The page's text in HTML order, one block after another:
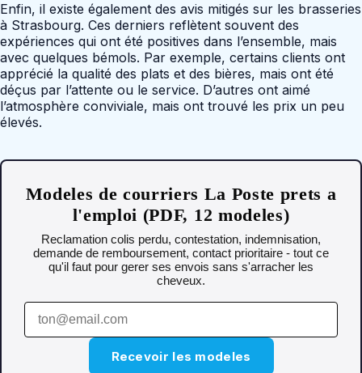
Enfin, il existe également des avis mitigés sur les brasseries
à Strasbourg. Ces derniers reflètent souvent des
expériences qui ont été positives dans l’ensemble, mais
avec quelques bémols. Par exemple, certains clients ont
apprécié la qualité des plats et des bières, mais ont été
déçus par l’attente ou le service. D’autres ont aimé
l’atmosphère conviviale, mais ont trouvé les prix un peu
élevés.
Modeles de courriers La Poste prets a
l'emploi (PDF, 12 modeles)
Reclamation colis perdu, contestation, indemnisation,
demande de remboursement, contact prioritaire - tout ce
qu'il faut pour gerer ses envois sans s'arracher les
cheveux.
Recevoir les modeles